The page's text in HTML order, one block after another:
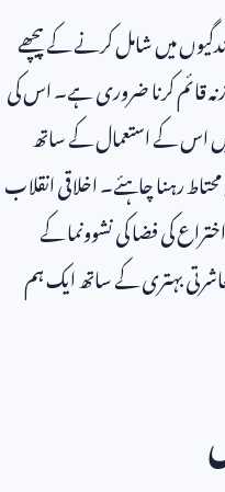
میں شامل کرنے کے پیچھے
قائم کرنا ضروری ہے۔ اس کی
اس کے استعمال کے ساتھ
رہنا چاہئے۔ اخلاقی انقلاب
کی فضا کی نشوونما کے
بہتری کے ساتھ ایک ہم